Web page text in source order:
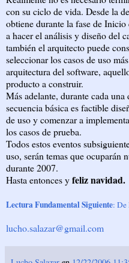
con su ciclo de vida. Desde la
obtiene durante la fase de
a hacer el análisis y diseño del
también el arquitecto puede
seleccionar los casos de uso
arquitectura del software,
producto a construir.
Más adelante, durante cada
secuencia básica es factible
de uso y comenzar a
los casos de prueba.
Todos estos eventos
uso, serán temas que ocuparán
durante 2007.
Hasta entonces yfeliz navidad.
Lectura Fundamental Siguiente: De
lucho.salazar@gmail.com